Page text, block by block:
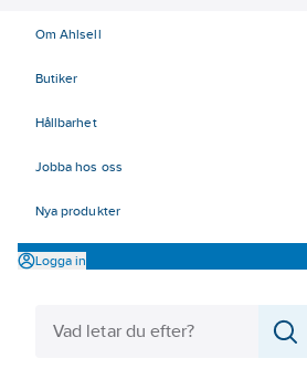
Om Ahlsell
Butiker
Hållbarhet
Jobba hos oss
Nya produkter
Logga in